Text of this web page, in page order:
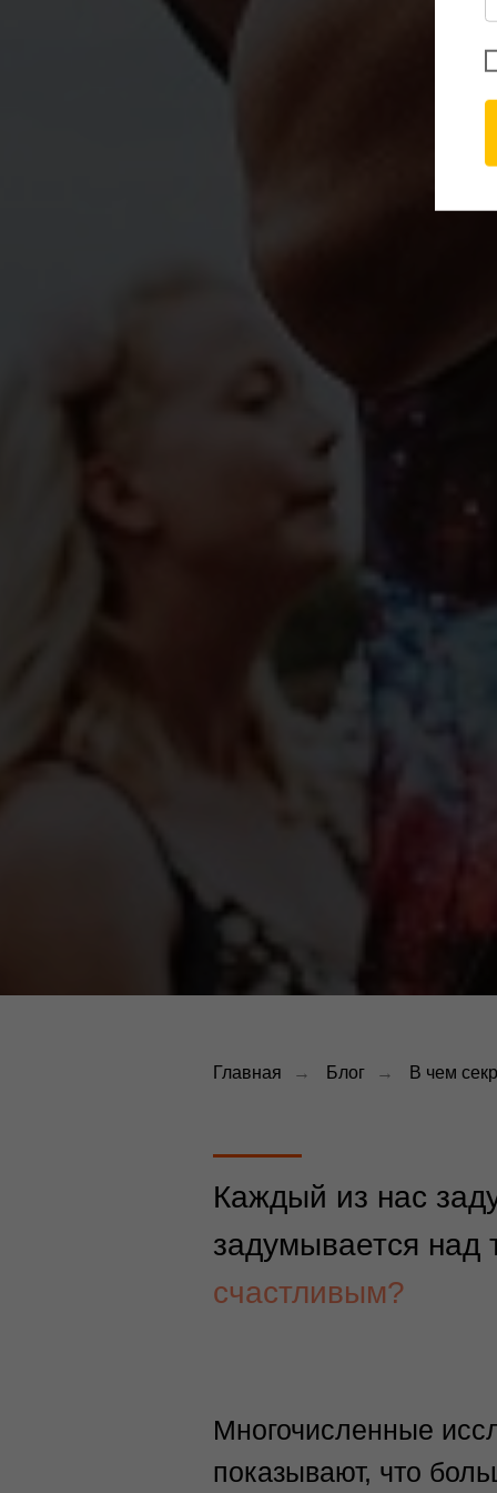
Главная → Блог → В чем
Каждый из нас
задумывается над
счастливым?
Многочисленные
показывают, что